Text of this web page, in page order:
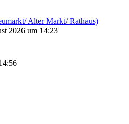
Alter Markt/ Rathaus)
2026 um 14:23